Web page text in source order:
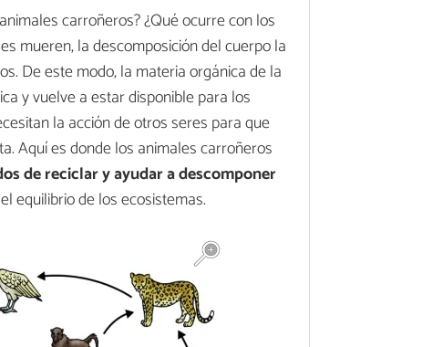
carroñeros? ¿Qué ocurre con los
mueren, la descomposición del cuerpo la
De este modo, la materia orgánica de la
y vuelve a estar disponible para los
la acción de otros seres para que
Aquí es donde los animales carroñeros
de reciclar y ayudar a descomponer
equilibrio de los ecosistemas.